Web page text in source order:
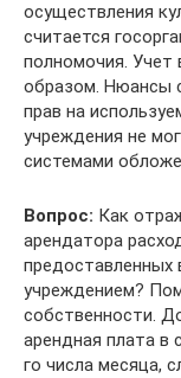
осуществления
считается
полномочия. Учет
образом. Нюансы
прав на
учреждения не
системами
Вопрос: Как
арендатора
предоставленных
учреждением?
собственности.
арендная плата в
го числа месяца,